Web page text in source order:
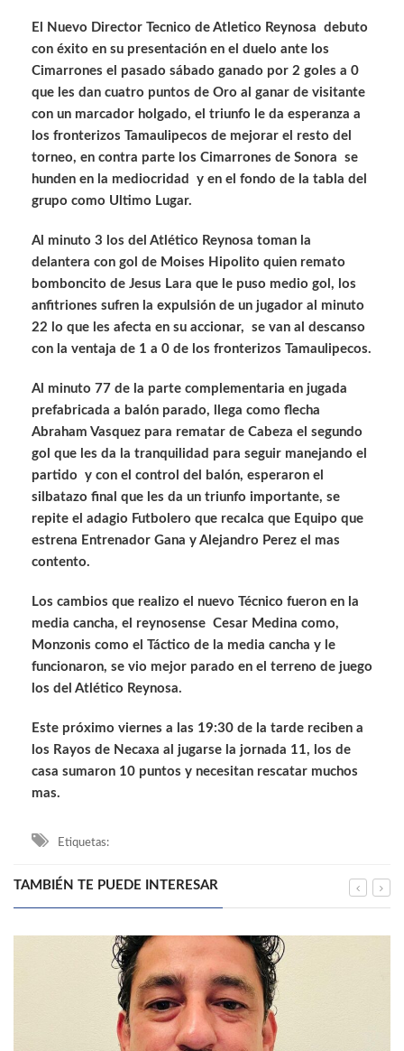
El Nuevo Director Tecnico de Atletico Reynosa debuto
con éxito en su presentación en el duelo ante los
Cimarrones el pasado sábado ganado por 2 goles a 0
que les dan cuatro puntos de Oro al ganar de visitante
con un marcador holgado, el triunfo le da esperanza a
los fronterizos Tamaulipecos de mejorar el resto del
torneo, en contra parte los Cimarrones de Sonora se
hunden en la mediocridad y en el fondo de la tabla del
grupo como Ultimo Lugar.
Al minuto 3 los del Atlético Reynosa toman la
delantera con gol de Moises Hipolito quien remato
bomboncito de Jesus Lara que le puso medio gol, los
anfitriones sufren la expulsión de un jugador al minuto
22 lo que les afecta en su accionar, se van al descanso
con la ventaja de 1 a 0 de los fronterizos Tamaulipecos.
Al minuto 77 de la parte complementaria en jugada
prefabricada a balón parado, llega como flecha
Abraham Vasquez para rematar de Cabeza el segundo
gol que les da la tranquilidad para seguir manejando el
partido y con el control del balón, esperaron el
silbatazo final que les da un triunfo importante, se
repite el adagio Futbolero que recalca que Equipo que
estrena Entrenador Gana y Alejandro Perez el mas
contento.
Los cambios que realizo el nuevo Técnico fueron en la
media cancha, el reynosense Cesar Medina como,
Monzonis como el Táctico de la media cancha y le
funcionaron, se vio mejor parado en el terreno de juego
los del Atlético Reynosa.
Este próximo viernes a las 19:30 de la tarde reciben a
los Rayos de Necaxa al jugarse la jornada 11, los de
casa sumaron 10 puntos y necesitan rescatar muchos
mas.
Etiquetas:
TAMBIÉN TE PUEDE INTERESAR